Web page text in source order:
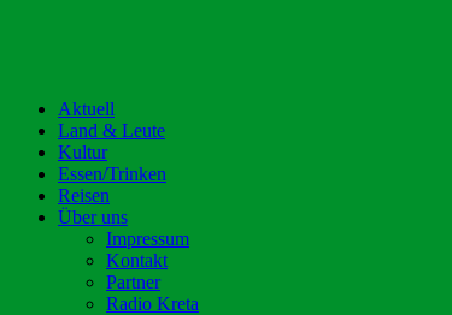
Aktuell
Land & Leute
Kultur
Essen/Trinken
Reisen
Über uns
Impressum
Kontakt
Partner
Radio Kreta